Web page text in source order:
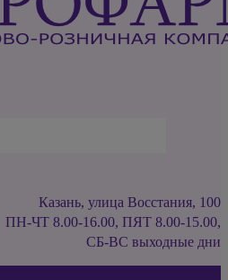
Казань, улица Восстания, 100
ПН-ЧТ 8.00-16.00, ПЯТ 8.00-15.00,
СБ-ВС выходные дни